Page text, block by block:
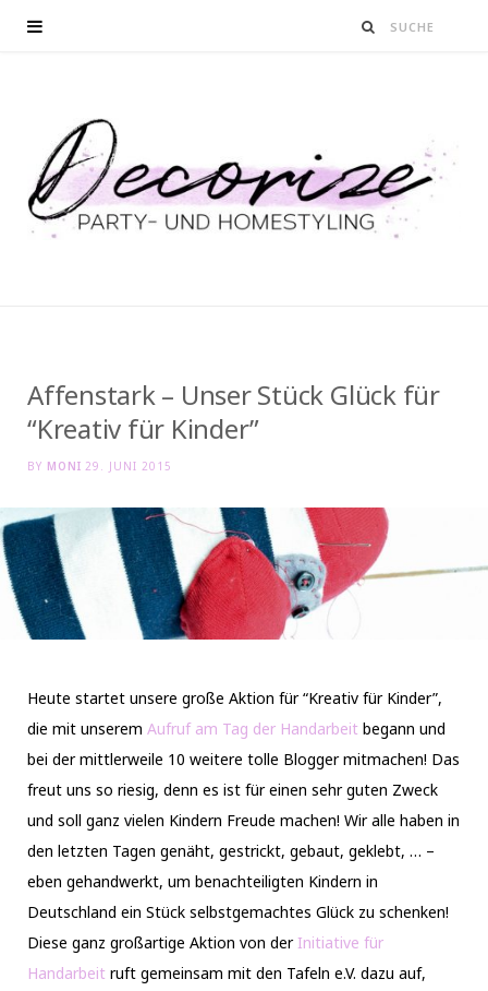
Affenstark – Unser Stück Glück für
“Kreativ für Kinder”
BY MONI 29. JUNI 2015
Heute startet unsere große Aktion für “Kreativ für Kinder”,
die mit unserem Aufruf am Tag der Handarbeit begann und
bei der mittlerweile 10 weitere tolle Blogger mitmachen! Das
freut uns so riesig, denn es ist für einen sehr guten Zweck
und soll ganz vielen Kindern Freude machen! Wir alle haben in
den letzten Tagen genäht, gestrickt, gebaut, geklebt, … –
eben gehandwerkt, um benachteiligten Kindern in
Deutschland ein Stück selbstgemachtes Glück zu schenken!
Diese ganz großartige Aktion von derInitiative für
Handarbeit ruft gemeinsam mit den Tafeln e.V. dazu auf,